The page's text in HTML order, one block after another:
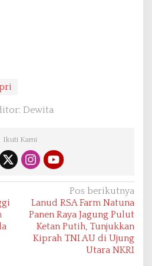
Dewita
Ikuti Kami
Pos berikutnya
Lanud RSA Farm Natuna
Panen Raya Jagung Pulut
Ketan Putih, Tunjukkan
Kiprah TNI AU di Ujung
Utara NKRI